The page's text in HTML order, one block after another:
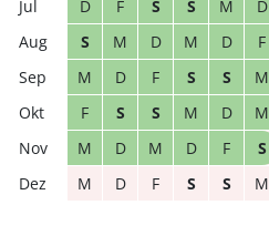
D F S S M D
S
M D M D F
M
D F S S M
F
S S M D M
M
D M D F S
M
D F S S M